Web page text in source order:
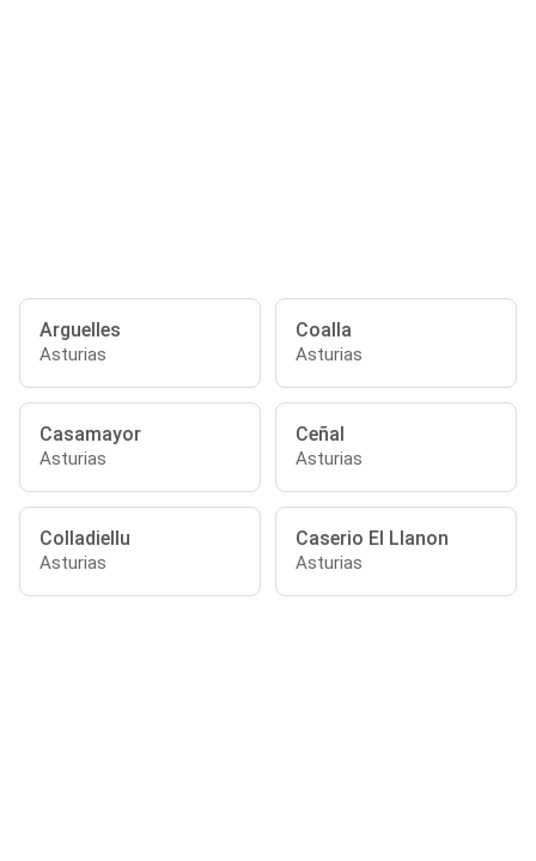
Arguelles
Asturias
Coalla
Asturias
Casamayor
Asturias
Ceñal
Asturias
Colladiellu
Asturias
Caserio El Llanon
Asturias